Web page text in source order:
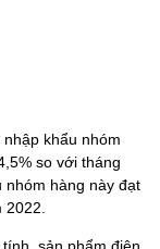
nhập khẩu nhóm
so với tháng
hàng này đạt